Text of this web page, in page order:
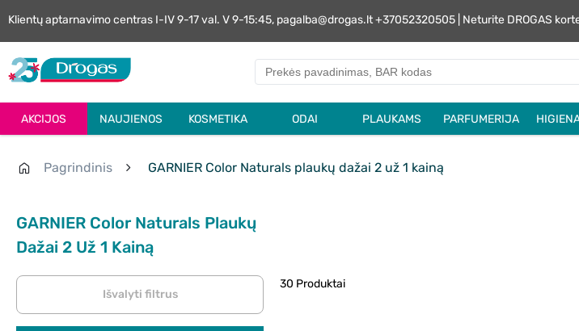
Klientų aptarnavimo centras I-IV 9-17 val. V 9-15:45, pagalba@drogas.lt +37052320505 | Neturite DROGAS
AKCIJOS NAUJIENOS KOSMETIKA ODAI PLAUKAMS PARFUMERIJA
Pagrindinis GARNIER Color Naturals plaukų dažai 2 už 1 kainą
GARNIER Color Naturals Plaukų
Dažai 2 Už 1 Kainą
Išvalyti filtrus
30 Produktai